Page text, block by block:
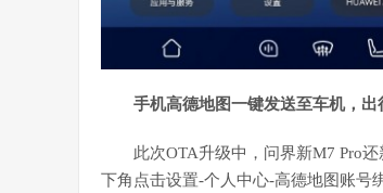
手机高德地图一键发送至车机，出
此次OTA升级中，问界新M7 Pro
下角点击设置-个人中心-高德地图账号